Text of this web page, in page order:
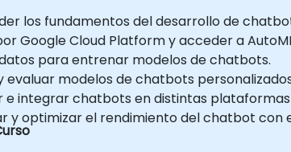
los fundamentos del desarrollo de
Google Cloud Platform y acceder a
para entrenar modelos de chatbots.
evaluar modelos de chatbots
e integrar chatbots en distintas plataformas
y optimizar el rendimiento del chatbot con